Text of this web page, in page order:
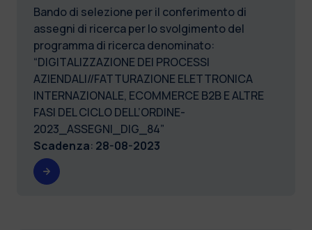
Bando di selezione per il conferimento di
assegni di ricerca per lo svolgimento del
programma di ricerca denominato:
“DIGITALIZZAZIONE DEI PROCESSI
AZIENDALI//FATTURAZIONE ELETTRONICA
INTERNAZIONALE, ECOMMERCE B2B E ALTRE
FASI DEL CICLO DELL’ORDINE-
2023_ASSEGNI_DIG_84”
Scadenza: 28-08-2023